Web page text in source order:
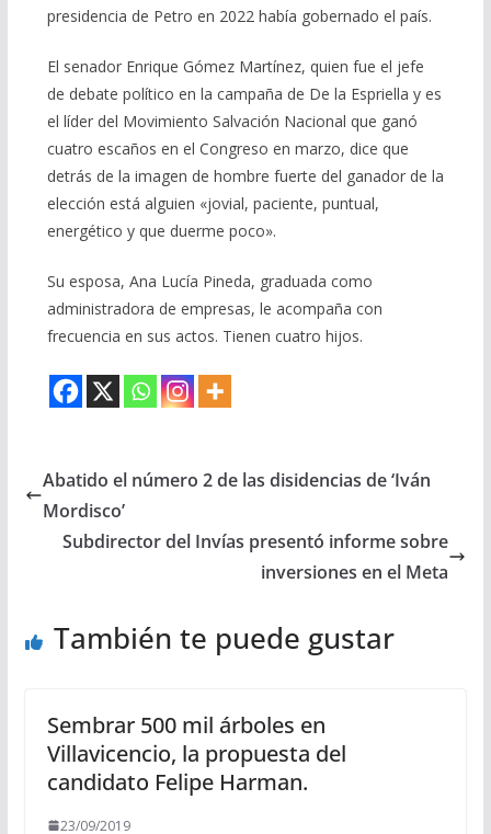
presidencia de Petro en 2022 había gobernado el país.
El senador Enrique Gómez Martínez, quien fue el jefe
de debate político en la campaña de De la Espriella y es
el líder del Movimiento Salvación Nacional que ganó
cuatro escaños en el Congreso en marzo, dice que
detrás de la imagen de hombre fuerte del ganador de la
elección está alguien «jovial, paciente, puntual,
energético y que duerme poco».
Su esposa, Ana Lucía Pineda, graduada como
administradora de empresas, le acompaña con
frecuencia en sus actos. Tienen cuatro hijos.
Abatido el número 2 de las disidencias de ‘Iván
Mordisco’
Subdirector del Invías presentó informe sobre
inversiones en el Meta
También te puede gustar
Sembrar 500 mil árboles en
Villavicencio, la propuesta del
candidato Felipe Harman.
23/09/2019